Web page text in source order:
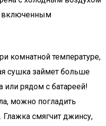
включенным
комнатной температуре,
сушка займет больше
рядом с батареей!
можно погладить
Глажка смягчит джинсу,